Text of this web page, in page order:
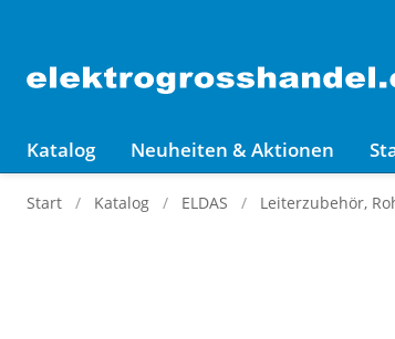
Katalog Neuheiten & Aktionen
Start Katalog ELDAS Leiterzubehör,